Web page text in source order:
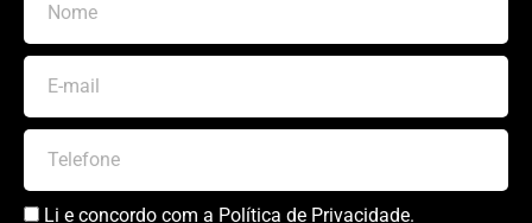
Li e concordo com a Política de Privacidade.